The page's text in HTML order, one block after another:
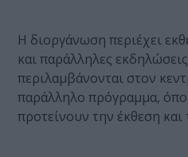
Η διοργάνωση περιέχει
και παράλληλες
περιλαμβάνονται στον
παράλληλο πρόγραμμα,
προτείνουν την έκθεση και